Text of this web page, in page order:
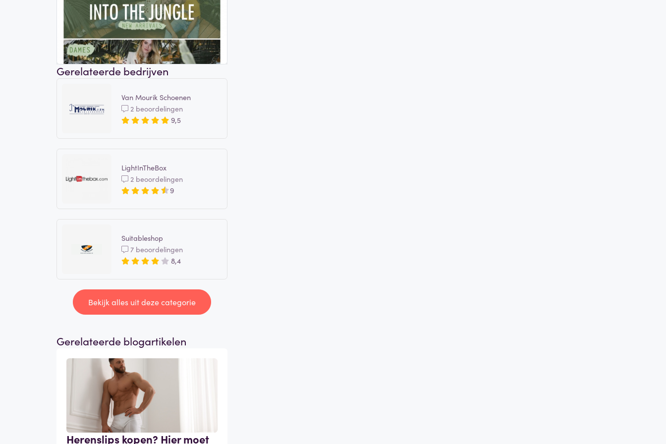
Gerelateerde bedrijven
Van Mourik Schoenen
2 beoordelingen
9,5
LightInTheBox
2 beoordelingen
9
Suitableshop
7 beoordelingen
8,4
Bekijk alles uit deze categorie
Gerelateerde blogartikelen
Herenslips kopen? Hier moet